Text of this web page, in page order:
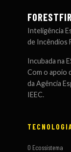
Inteligência
de Incêndios
Incubada na
Com o apoio
da Agência
IEEC.
O Ecossistema